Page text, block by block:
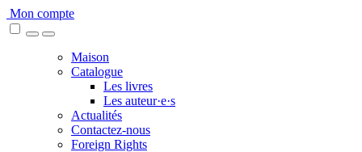
Skip
to
Mon compte
Maison
Catalogue
Les livres
Les auteur·e·s
Actualités
Contactez-nous
Foreign Rights